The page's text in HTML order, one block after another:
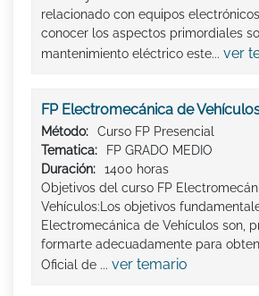
relacionado con equipos
conocer los aspectos primordiales
mantenimiento eléctrico este... ver
FP Electromecánica de
Método:
Curso FP Presencial
Tematica:
FP GRADO MEDIO
Duración:
1400 horas
Objetivos del curso FP
Vehículos:Los objetivos
Electromecánica de Vehículos son,
formarte adecuadamente para
Oficial de ... ver temario